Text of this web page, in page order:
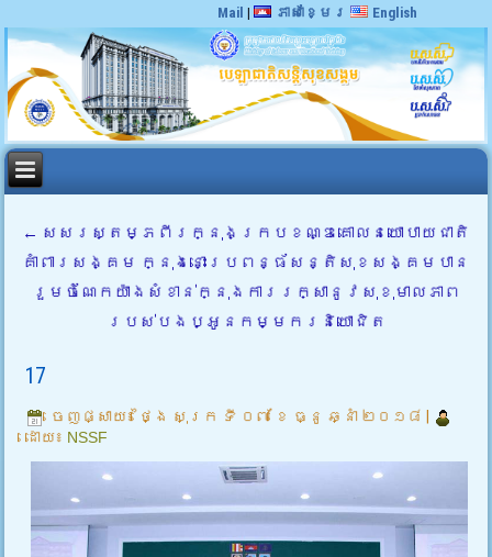
Mail | ភាសាខ្មែរ English
← សសរស្តម្ភពីរក្នុងក្របខណ្ឌគោលនយោបាយជាតិ
គាំពារសង្គម ក្នុងនោះប្រពន្ធ័សន្តិសុខសង្គមបាន
រួមចំណែកយ៉ាងសំខាន់ក្នុងការរក្សានូវសុខុមាលភាព
របស់បងប្អូនកម្មករនិយោជិត
17
ចេញផ្សាយ៖ ថ្ងៃ សុក្រ ទី ០៧ ខែ ធ្នូ ឆ្នាំ ២០១៨
ដោយ៖ NSSF